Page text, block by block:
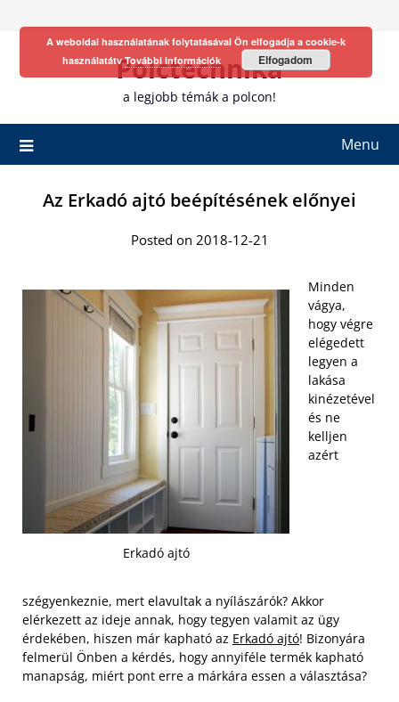
Polctechnika
a legjobb témák a polcon!
Menu
Az Erkadó ajtó beépítésének előnyei
Posted on 2018-12-21
Erkadó ajtó
Minden
vágya,
hogy végre
elégedett
legyen a
lakása
kinézetével
és ne
kelljen
azért
szégyenkeznie, mert elavultak a nyílászárók? Akkor
elérkezett az ideje annak, hogy tegyen valamit az ügy
érdekében, hiszen már kapható az Erkadó ajtó! Bizonyára
felmerül Önben a kérdés, hogy annyiféle termék kapható
manapság, miért pont erre a márkára essen a választása?
A weboldal használatának folytatásával Ön elfogadja a cookie-k
használatátvTovábbi információk Elfogadom